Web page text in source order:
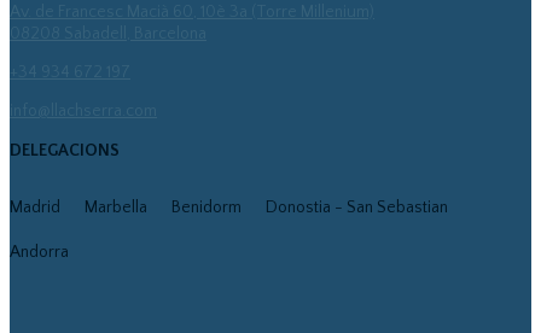
Av. de Francesc Macià 60, 10è 3a (Torre Millenium)
info@llachserra.com
DELEGACIONS
Madrid Marbella Benidorm Donostia - San Sebastian
Andorra